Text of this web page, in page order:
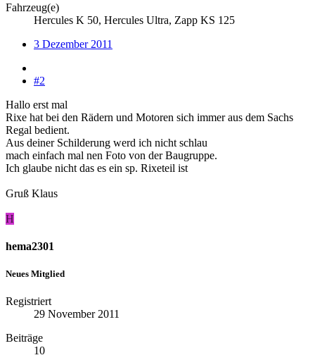
Fahrzeug(e)
Hercules K 50, Hercules Ultra, Zapp KS 125
3 Dezember 2011
#2
Hallo erst mal
Rixe hat bei den Rädern und Motoren sich immer aus dem Sachs
Regal bedient.
Aus deiner Schilderung werd ich nicht schlau
mach einfach mal nen Foto von der Baugruppe.
Ich glaube nicht das es ein sp. Rixeteil ist
Gruß Klaus
H
hema2301
Neues Mitglied
Registriert
29 November 2011
Beiträge
10